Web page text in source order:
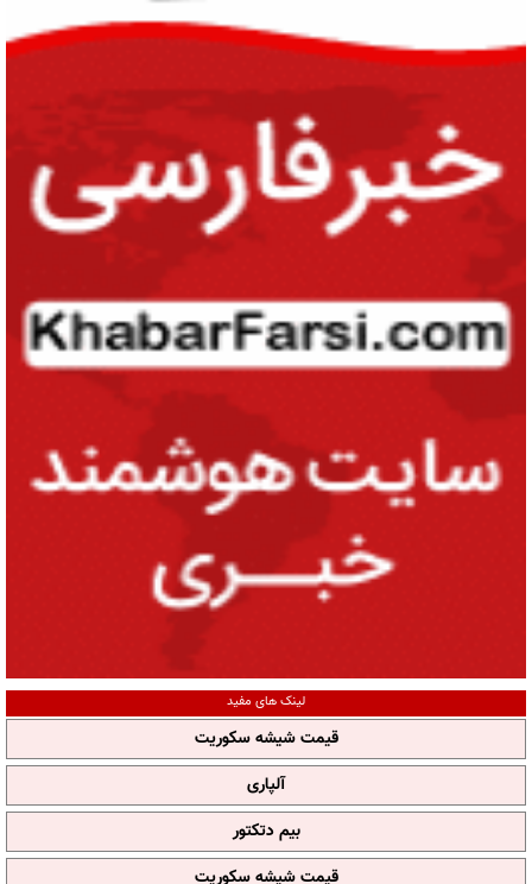
لینک های مفید
قیمت شیشه سکوریت
آلپاری
بیم دتکتور
قیمت شیشه سکوریت